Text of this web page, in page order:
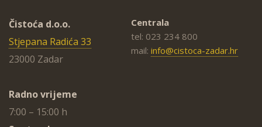
Čistoća d.o.o.
Stjepana Radića 33
23000 Zadar
Radno vrijeme
7:00 – 15:00 h
Centrala
tel: 023 234 800
mail: info@cistoca-zadar.hr